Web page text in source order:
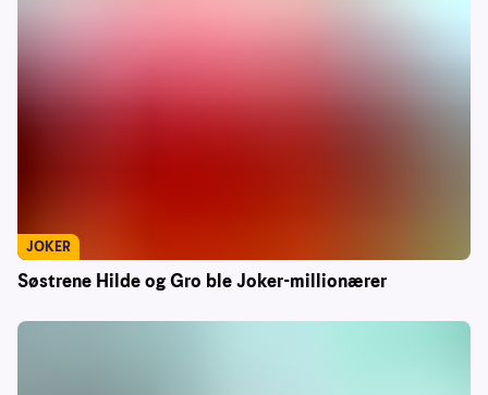
Søstrene Hilde og Gro ble Joker-millionærer
JOKER